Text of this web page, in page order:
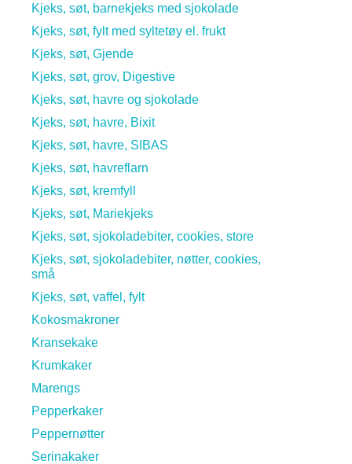
Kjeks, søt, barnekjeks med sjokolade
Kjeks, søt, fylt med syltetøy el. frukt
Kjeks, søt, Gjende
Kjeks, søt, grov, Digestive
Kjeks, søt, havre og sjokolade
Kjeks, søt, havre, Bixit
Kjeks, søt, havre, SIBAS
Kjeks, søt, havreflarn
Kjeks, søt, kremfyll
Kjeks, søt, Mariekjeks
Kjeks, søt, sjokoladebiter, cookies, store
Kjeks, søt, sjokoladebiter, nøtter, cookies,
små
Kjeks, søt, vaffel, fylt
Kokosmakroner
Kransekake
Krumkaker
Marengs
Pepperkaker
Peppernøtter
Serinakaker